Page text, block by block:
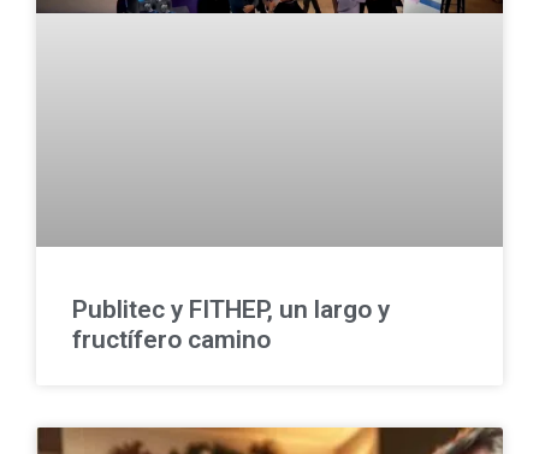
Publitec y FITHEP, un largo y
fructífero camino